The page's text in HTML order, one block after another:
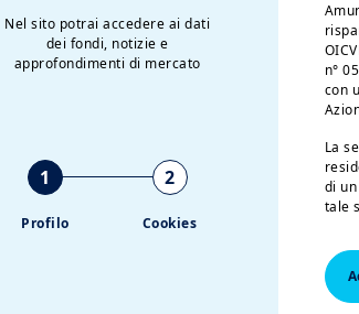
Le nostre
Nel sito potrai accedere ai dati
dei fondi, notizie e
approfondimenti di mercato
1
Profilo
2
Cookies
n°
con
La
di
tale